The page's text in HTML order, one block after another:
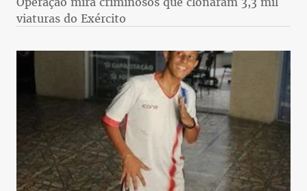
viaturas do Exército